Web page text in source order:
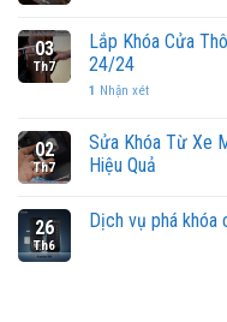
03
Th7
Lắp Khóa Cửa
24/24
1 Nhận xét
02
Th7
Sửa Khóa Từ Xe
Hiệu Quả
26
Th6
Dịch vụ phá khóa